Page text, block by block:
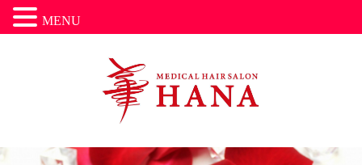
ツ
MENU